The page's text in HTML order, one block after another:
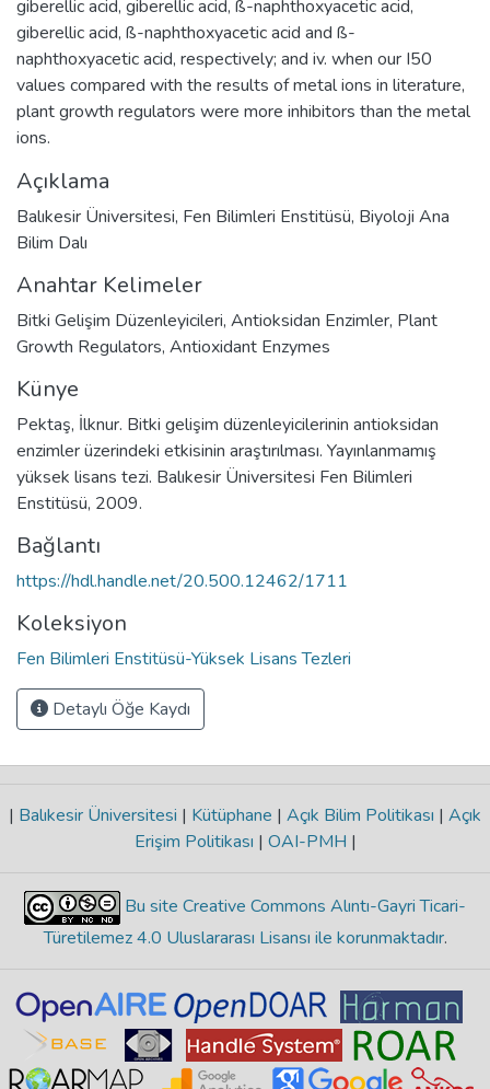
giberellic acid, giberellic acid, ß-naphthoxyacetic acid,
giberellic acid, ß-naphthoxyacetic acid and ß-
naphthoxyacetic acid, respectively; and iv. when our I50
values compared with the results of metal ions in literature,
plant growth regulators were more inhibitors than the metal
ions.
Açıklama
Balıkesir Üniversitesi, Fen Bilimleri Enstitüsü, Biyoloji Ana
Bilim Dalı
Anahtar Kelimeler
Bitki Gelişim Düzenleyicileri, Antioksidan Enzimler, Plant
Growth Regulators, Antioxidant Enzymes
Künye
Pektaş, İlknur. Bitki gelişim düzenleyicilerinin antioksidan
enzimler üzerindeki etkisinin araştırılması. Yayınlanmamış
yüksek lisans tezi. Balıkesir Üniversitesi Fen Bilimleri
Enstitüsü, 2009.
Bağlantı
https://hdl.handle.net/20.500.12462/1711
Koleksiyon
Fen Bilimleri Enstitüsü-Yüksek Lisans Tezleri
Detaylı Öğe Kaydı
| Balıkesir Üniversitesi | Kütüphane | Açık Bilim Politikası | Açık
Erişim Politikası | OAI-PMH |
Bu site Creative Commons Alıntı-Gayri Ticari-
Türetilemez 4.0 Uluslararası Lisansı ile korunmaktadır.